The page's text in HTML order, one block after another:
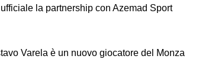
la partnership con Azemad Sport
Varela è un nuovo giocatore del Monza